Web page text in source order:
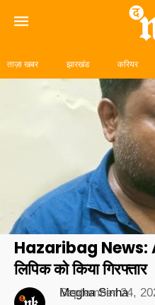
ताज़ा खबर झारखंड करियर
Hazaribag News:
लिपिक को किया गिरफ्तार
Megha Sinha
September 24,